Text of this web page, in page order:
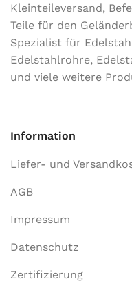
Kleinteileversand,
Teile für den
Spezialist für
Edelstahlrohre,
und viele weitere
Information
Liefer- und
AGB
Impressum
Datenschutz
Zertifizierung